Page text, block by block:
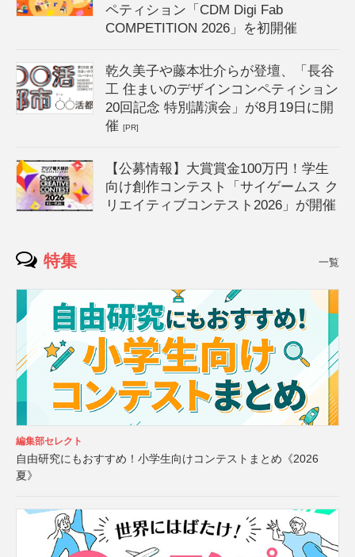
ペティション「CDM Digi Fab
COMPETITION 2026」を初開催
乾久美子や藤本壮介らが登壇、「長谷
工 住まいのデザインコンペティション
20回記念 特別講演会」が8月19日に開
催[PR]
【公募情報】大賞賞金100万円！学生
向け創作コンテスト「サイゲームス ク
リエイティブコンテスト2026」が開催
特集 一覧
編集部セレクト
自由研究にもおすすめ！小学生向けコンテストまとめ《2026
夏》